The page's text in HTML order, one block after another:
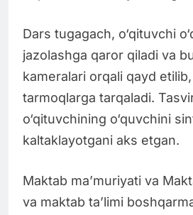
Dars tugagach, o‘qituvchi
jazolashga qaror qiladi va
kameralari orqali qayd
tarmoqlarga tarqaladi.
o‘qituvchining o‘quvchini
kaltaklayotgani aks etgan.
Maktab ma’muriyati va
va maktab ta’limi